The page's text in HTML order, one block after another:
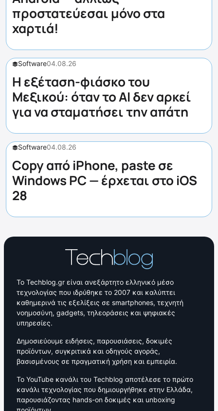
προστατεύεσαι μόνο στα
χαρτιά!
Software04.08.26
Η εξέταση-φιάσκο του
Μεξικού: όταν το AI δεν αρκεί
για να σταματήσει την απάτη
Software04.08.26
Copy από iPhone, paste σε
Windows PC — έρχεται στο iOS
28
Το Techblog.gr είναι ανεξάρτητο ελληνικό μέσο
τεχνολογίας που ιδρύθηκε το 2007 και καλύπτει
καθημερινά τις εξελίξεις σε smartphones, τεχνητή
νοημοσύνη, gadgets, τηλεοράσεις και ψηφιακές
υπηρεσίες.
Δημοσιεύουμε ειδήσεις, παρουσιάσεις, δοκιμές
προϊόντων, συγκριτικά και οδηγούς αγοράς,
βασισμένους σε πραγματική χρήση και εμπειρία.
Το YouTube κανάλι του Techblog αποτέλεσε το πρώτο
κανάλι τεχνολογίας που δημιουργήθηκε στην Ελλάδα,
παρουσιάζοντας hands-on δοκιμές και unboxing